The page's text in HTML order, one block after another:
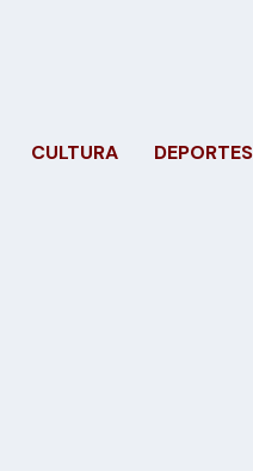
CULTURA DEPORTES